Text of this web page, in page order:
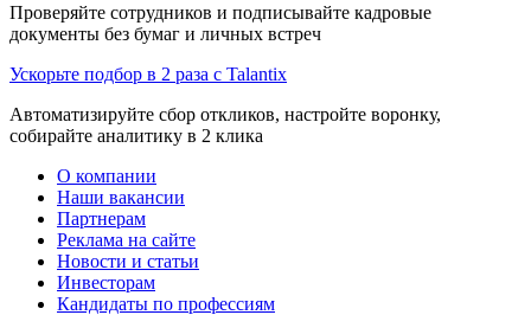
Проверяйте сотрудников и подписывайте кадровые
документы без бумаг и личных встреч
Ускорьте подбор в 2 раза с Talantix
Автоматизируйте сбор откликов, настройте воронку,
собирайте аналитику в 2 клика
О компании
Наши вакансии
Партнерам
Реклама на сайте
Новости и статьи
Инвесторам
Кандидаты по профессиям